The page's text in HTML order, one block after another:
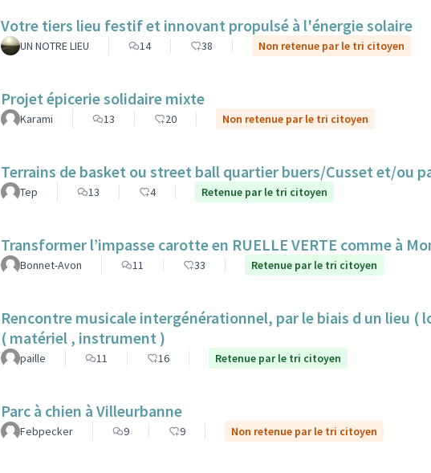
Votre tiers lieu festif et innovant propulsé à l'énergie solaire
UN NOTRE LIEU 14 38 Non retenue par le tri citoyen
Projet épicerie solidaire mixte
Karami 13 20 Non retenue par le tri citoyen
Terrains de basket ou street ball quartier buers/Cusset et/ou
Tep 13 4 Retenue par le tri citoyen
Transformer l’impasse carotte en RUELLE VERTE comme à
Bonnet-Avon 11 33 Retenue par le tri citoyen
Rencontre musicale intergénérationnel, par le biais d un lieu (
( matériel , instrument )
paille 11 16 Retenue par le tri citoyen
Parc à chien à Villeurbanne
Febpecker 9 9 Non retenue par le tri citoyen